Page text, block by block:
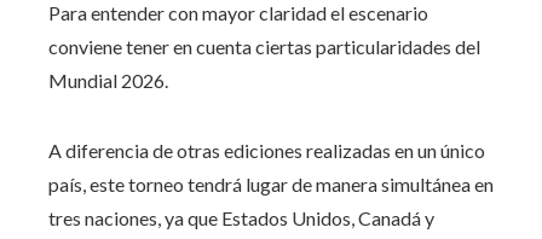
Para entender con mayor claridad el escenario
conviene tener en cuenta ciertas particularidades del
Mundial 2026.
A diferencia de otras ediciones realizadas en un único
país, este torneo tendrá lugar de manera simultánea en
tres naciones, ya que Estados Unidos, Canadá y